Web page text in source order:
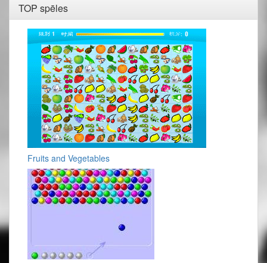
TOP spēles
Fruits and Vegetables